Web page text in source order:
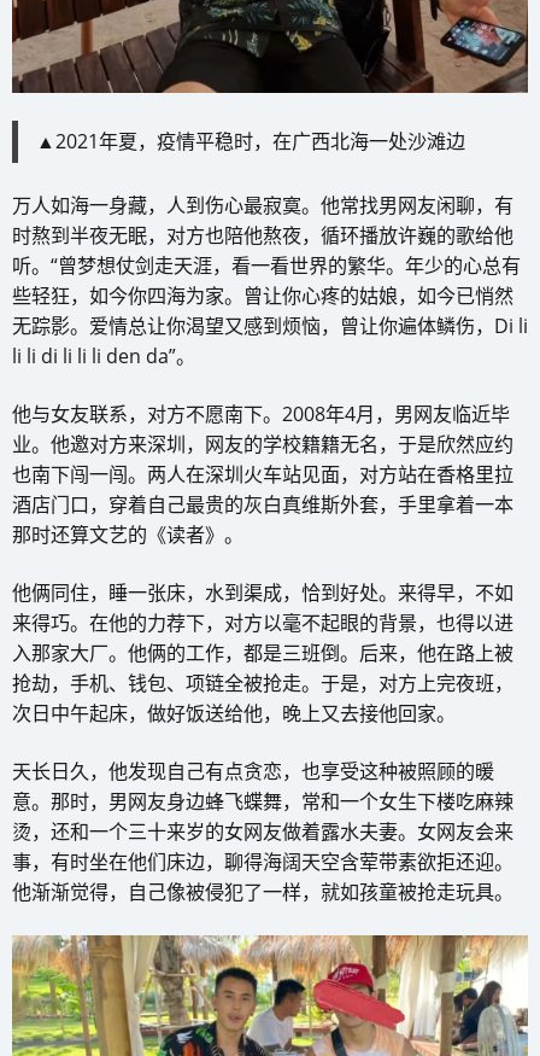
▲2021年夏，疫情平稳时，在广西北海一处沙滩边
万人如海一身藏，人到伤心最寂寞。他常找男网友闲聊，有
时熬到半夜无眠，对方也陪他熬夜，循环播放许巍的歌给他
听。“曾梦想仗剑走天涯，看一看世界的繁华。年少的心总有
些轻狂，如今你四海为家。曾让你心疼的姑娘，如今已悄然
无踪影。爱情总让你渴望又感到烦恼，曾让你遍体鳞伤，Di li
li li di li li li den da”。
他与女友联系，对方不愿南下。2008年4月，男网友临近毕
业。他邀对方来深圳，网友的学校籍籍无名，于是欣然应约
也南下闯一闯。两人在深圳火车站见面，对方站在香格里拉
酒店门口，穿着自己最贵的灰白真维斯外套，手里拿着一本
那时还算文艺的《读者》。
他俩同住，睡一张床，水到渠成，恰到好处。来得早，不如
来得巧。在他的力荐下，对方以毫不起眼的背景，也得以进
入那家大厂。他俩的工作，都是三班倒。后来，他在路上被
抢劫，手机、钱包、项链全被抢走。于是，对方上完夜班，
次日中午起床，做好饭送给他，晚上又去接他回家。
天长日久，他发现自己有点贪恋，也享受这种被照顾的暖
意。那时，男网友身边蜂飞蝶舞，常和一个女生下楼吃麻辣
烫，还和一个三十来岁的女网友做着露水夫妻。女网友会来
事，有时坐在他们床边，聊得海阔天空含荤带素欲拒还迎。
他渐渐觉得，自己像被侵犯了一样，就如孩童被抢走玩具。